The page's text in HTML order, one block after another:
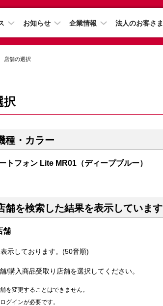
お知らせ 企業情報 法人のお客さま
店舗の選択
択
種・カラー
トフォン Lite MR01（ディープブルー）
舗を検索した結果を表示しています
舗
示しております。(50音順)
/購入商品受取り店舗を選択してください。
を変更することはできません。
グインが必要です。